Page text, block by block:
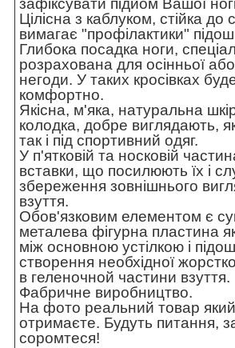
зафіксувати підйом Вашої
Цілісна з каблуком, стійка до
вимагає "профілактики"
Глибока посадка ноги,
розрахована для осінньої
негоди. У таких кросівках
комфортно.
Якісна, м'яка, натуральна
колодка, добре виглядають,
так і під спортивний одяг.
У п'ятковій та носковій
вставки, що посилюють їх і
збереження зовнішнього
взуття.
Обов'язковим елементом є
металева фігурна пластина
між основною устілкою і
створення необхідної
в геленочной частини взуття.
Фабричне виробництво.
На фото реальний товар
отримаєте. Будуть питання,
соромтеся!